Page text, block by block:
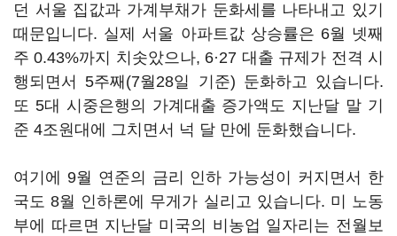
던 서울 집값과 가계부채가 둔화세를 나타내고 있기
때문입니다. 실제 서울 아파트값 상승률은 6월 넷째
주 0.43%까지 치솟았으나, 6·27 대출 규제가 전격 시
행되면서 5주째(7월28일 기준) 둔화하고 있습니다.
또 5대 시중은행의 가계대출 증가액도 지난달 말 기
준 4조원대에 그치면서 넉 달 만에 둔화했습니다.
여기에 9월 연준의 금리 인하 가능성이 커지면서 한
국도 8월 인하론에 무게가 실리고 있습니다. 미 노동
부에 따르면 지난달 미국의 비농업 일자리는 전월보